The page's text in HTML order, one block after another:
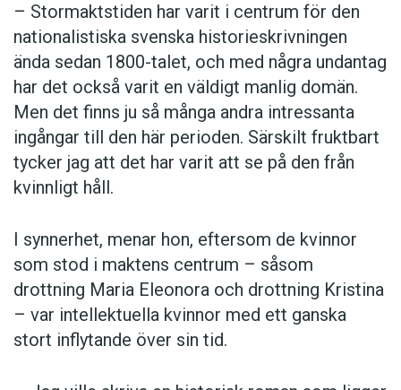
– Stormaktstiden har varit i centrum för den
nationalistiska svenska historieskrivningen
ända sedan 1800-talet, och med några undantag
har det också varit en väldigt manlig domän.
Men det finns ju så många andra intressanta
ingångar till den här perioden. Särskilt fruktbart
tycker jag att det har varit att se på den från
kvinnligt håll.
I synnerhet, menar hon, eftersom de kvinnor
som stod i maktens centrum – såsom
drottning Maria Eleonora och drottning Kristina
– var intellektuella kvinnor med ett ganska
stort inflytande över sin tid.